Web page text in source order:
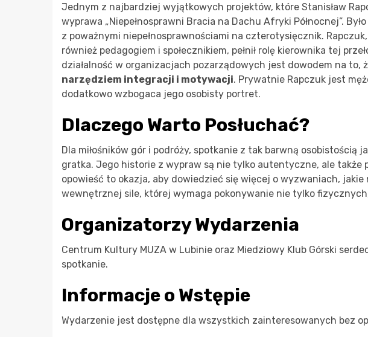
Jednym z najbardziej wyjątkowych projektów, które Stanisław
wyprawa „Niepełnosprawni Bracia na Dachu Afryki Północnej”.
z poważnymi niepełnosprawnościami na czterotysięcznik.
również pedagogiem i społecznikiem, pełnił rolę kierownika tej
działalność w organizacjach pozarządowych jest dowodem na to,
narzędziem integracji i motywacji. Prywatnie Rapczuk jest
dodatkowo wzbogaca jego osobisty portret.
Dlaczego Warto Posłuchać?
Dla miłośników gór i podróży, spotkanie z tak barwną osobistością
gratka. Jego historie z wypraw są nie tylko autentyczne, ale także
opowieść to okazja, aby dowiedzieć się więcej o wyzwaniach, jakie
wewnętrznej sile, której wymaga pokonywanie nie tylko
Organizatorzy Wydarzenia
Centrum Kultury MUZA w Lubinie oraz Miedziowy Klub Górski
spotkanie.
Informacje o Wstępie
Wydarzenie jest dostępne dla wszystkich zainteresowanych bez